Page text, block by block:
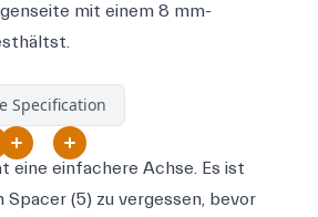
mit einem 8 mm-
Specification
eine einfachere Achse. Es ist
(5) zu vergessen, bevor